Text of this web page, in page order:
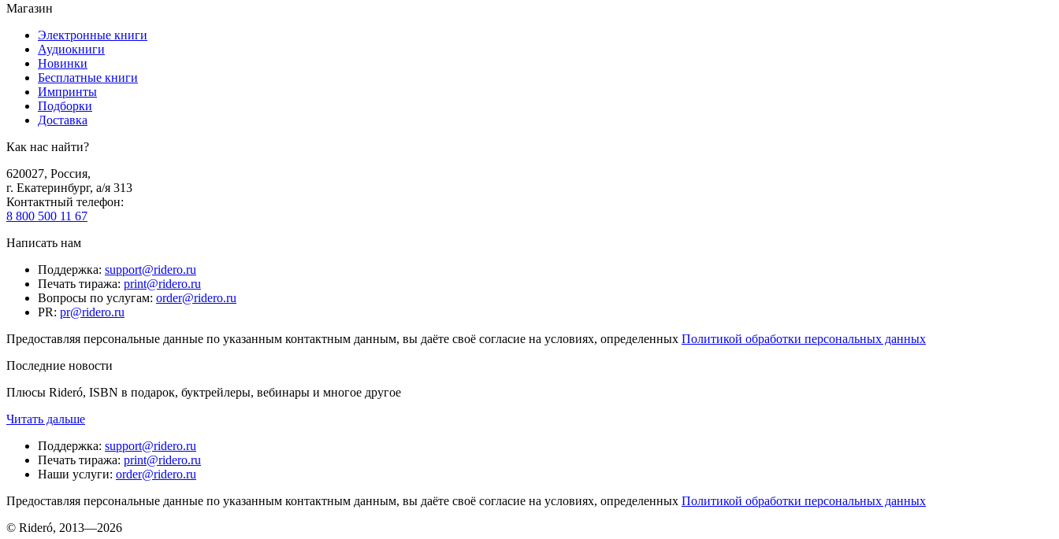
Магазин
Электронные книги
Аудиокниги
Новинки
Бесплатные книги
Импринты
Подборки
Доставка
Как нас найти?
620027, Россия,
г. Екатеринбург, а/я 313
Контактный телефон:
8 800 500 11 67
Написать нам
Поддержка: support@ridero.ru
Печать тиража: print@ridero.ru
Вопросы по услугам: order@ridero.ru
PR: pr@ridero.ru
Предоставляя персональные данные по указанным контактным данным, вы даёте своё согласие на условиях, определенных Политикой обработки персональных данных
Последние новости
Плюсы Rideró, ISBN в подарок, буктрейлеры, вебинары и многое другое
Читать дальше
Поддержка: support@ridero.ru
Печать тиража: print@ridero.ru
Наши услуги: order@ridero.ru
Предоставляя персональные данные по указанным контактным данным, вы даёте своё согласие на условиях, определенных Политикой обработки персональных данных
© Rideró, 2013—2026